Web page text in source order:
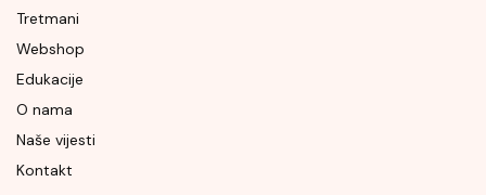
Tretmani
Webshop
Edukacije
O nama
Naše vijesti
Kontakt